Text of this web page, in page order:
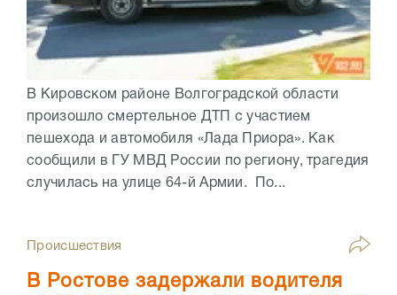
В Кировском районе Волгоградской области
произошло смертельное ДТП с участием
пешехода и автомобиля «Лада Приора». Как
сообщили в ГУ МВД России по региону, трагедия
случилась на улице 64-й Армии. По...
Происшествия
В Ростове задержали водителя